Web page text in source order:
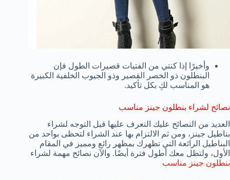
وأخيرًا إذا كنتي من الفتيات قصيرات الطول فإن
البنطلون ذو الخصر القصير وذو الجيوب الخلفية الكبيرة
هو المناسب لكِ بكل تأكيد.
نصائح لشراء بنطلون جينز مناسب
العديد من النصائح عليك التعرف عليها قبل التوجه لشراء
بناطيل جينز، ومن ثم الالتزام بها عند الشراء لتحظى بواحد من
البناطيل الرائعة التي تظهرك بمظهر رائع ومميز في المقام
الأول، ولتظل معك أطول فترة أيضًا. والآن نصائح مهمة لشراء
بنطلون جينز مناسب